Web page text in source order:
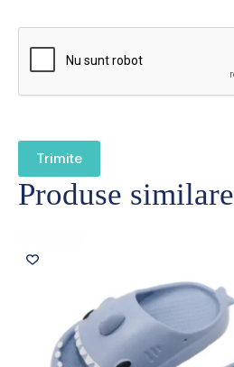
Trimite
Produse similare